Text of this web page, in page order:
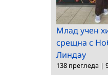
Млад учен
срещна с
Линдау
138 прегледа |